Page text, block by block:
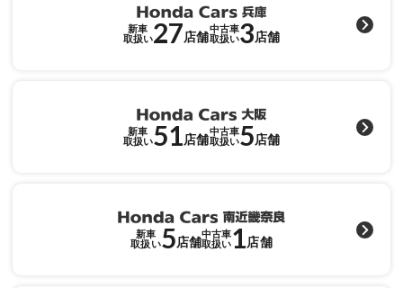
コーポレートサイト
各店舗へのお問い合わせ
新車
取扱い27店舗
中古車
取扱い3店舗
新車
取扱い51店舗
中古車
取扱い5店舗
新車
取扱い5店舗
中古車
取扱い1店舗